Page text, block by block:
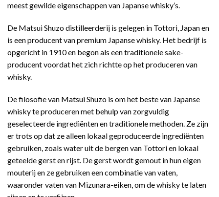
meest gewilde eigenschappen van Japanse whisky’s.
De Matsui Shuzo distilleerderij is gelegen in Tottori, Japan en
is een producent van premium Japanse whisky. Het bedrijf is
opgericht in 1910 en begon als een traditionele sake-
producent voordat het zich richtte op het produceren van
whisky.
De filosofie van Matsui Shuzo is om het beste van Japanse
whisky te produceren met behulp van zorgvuldig
geselecteerde ingrediënten en traditionele methoden. Ze zijn
er trots op dat ze alleen lokaal geproduceerde ingrediënten
gebruiken, zoals water uit de bergen van Tottori en lokaal
geteelde gerst en rijst. De gerst wordt gemout in hun eigen
mouterij en ze gebruiken een combinatie van vaten,
waaronder vaten van Mizunara-eiken, om de whisky te laten